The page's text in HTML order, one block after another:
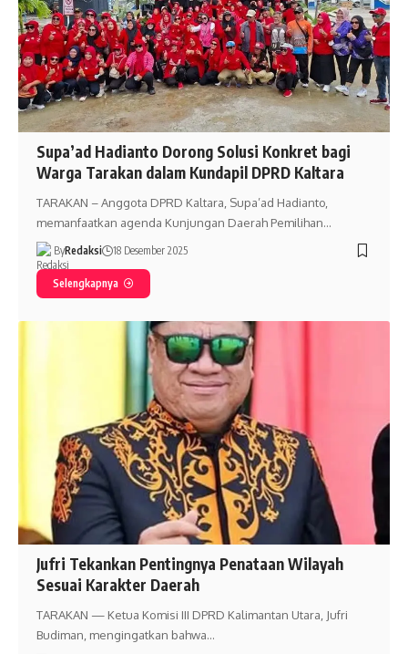
Supa’ad Hadianto Dorong Solusi Konkret bagi
Warga Tarakan dalam Kundapil DPRD Kaltara
TARAKAN – Anggota DPRD Kaltara, Supa’ad Hadianto,
memanfaatkan agenda Kunjungan Daerah Pemilihan…
ByRedaksi 18 Desember 2025
Selengkapnya
Jufri Tekankan Pentingnya Penataan Wilayah
Sesuai Karakter Daerah
TARAKAN — Ketua Komisi III DPRD Kalimantan Utara, Jufri
Budiman, mengingatkan bahwa…